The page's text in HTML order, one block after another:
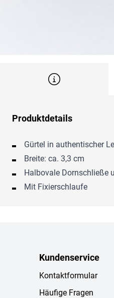
Produktdetails
Gürtel in authentischer
Breite: ca. 3,3 cm
Halbovale Dornschließe
Mit Fixierschlaufe
Kundenservice
Kontaktformular
Häufige Fragen